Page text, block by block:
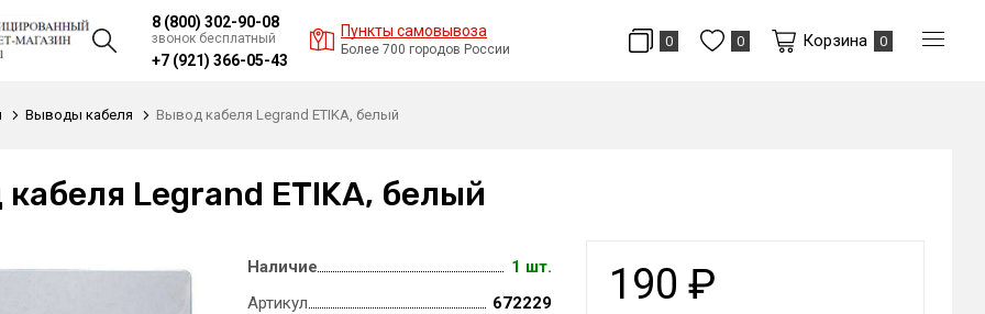
8 (800) 302-90-08
звонок бесплатный
+7 (921) 366-05-43
Пункты самовывоза
Более 700 городов России
0 0 Корзина 0
Выводы кабеля Вывод кабеля Legrand ETIKA, белый
Legrand ETIKA, белый
190 ₽
Наличие
1 шт.
Артикул
672229